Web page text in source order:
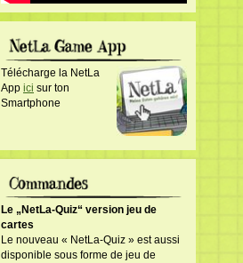
Télécharge la NetLa
App ici sur ton
Smartphone
Le „NetLa-Quiz“ version jeu de
cartes
Le nouveau « NetLa-Quiz » est aussi
disponible sous forme de jeu de